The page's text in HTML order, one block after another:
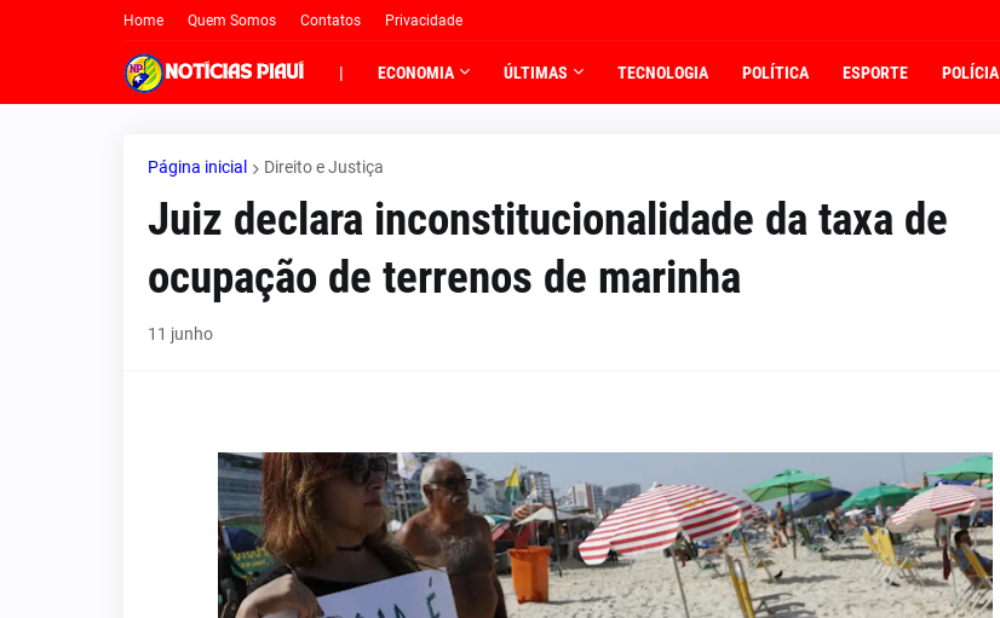
Home Quem Somos Contatos Privacidade
| ECONOMIA ÚLTIMAS TECNOLOGIA POLÍTICA ESPORTE POLÍCIA
Página inicial Direito e Justiça
Juiz declara inconstitucionalidade da taxa de
ocupação de terrenos de marinha
11 junho